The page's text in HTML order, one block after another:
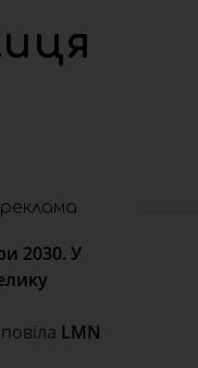
реклама
2030. У
LMN